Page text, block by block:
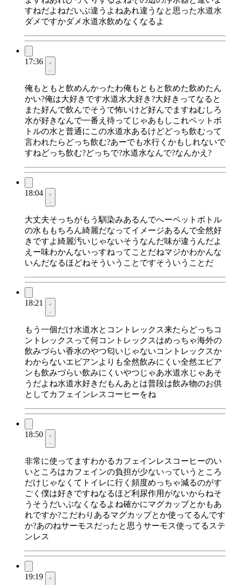
すねだよねだいぶ違うよねあれ違うなと思った水道水
ダメですかダメ水道水飲めなくなるよ
17:36
俺もともと飲めんかったわ俺もともと飲めた飲めたん
かい?俺は大好きです水道水大好き?大好きってなると
また好んで飲んでそうで怖いけど好んでますねむしろ
水が好きなんで一番え待ってじゃあもしこれペットボ
トルの水と普通にこの水道水あるけどどっち飲むって
言われたらどっち飲む?あーでも水行くかもしれないで
すねどっち飲む?どっちで?水道水なんで?なんかえ?
18:04
大丈夫そっちがもう馴染みあるんでへーペットボトル
の水ももちろん綺麗だなってイメージあるんで全然好
きですよ綺麗汚いじゃないそうなんだ味が違うんだよ
えー味わかんないっすねってことだねマジかわかんな
いんだなるほどねそういうことですそういうことだ
18:21
もう一個だけ水道水とコントレックス来たらどっちコ
ントレックスって何コントレックスはめっちゃ海外の
飲みづらい香水のやつ匂いじゃないコントレックスか
わからないエビアンよりも全然飲みにくい全然エビア
ンも飲みづらい飲みにくいやつじゃあ水道水じゃあそ
うだよね水道水好きだもんあとは普段は飲み物のお供
としてカフェインレスコーヒーをね
18:50
非常に使ってますわかるカフェインレスコーヒーのい
いところはカフェインの負担が少ないっていうところ
だけじゃなくてトイレに行く頻度めっちゃ減るのがす
ごく僕は好きですねなるほど利尿作用がないからねそ
うそうだいぶなくなるよね確かにマグカップとかもあ
れですか?こだわりあるマグカップとか使ってるんです
か?あのねサーモスだったと思うサーモス使ってるステ
ンレス
19:19